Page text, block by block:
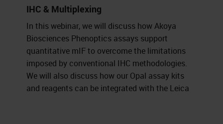
IHC & Multiplexing
In this webinar, we will discuss how Akoya
Biosciences Phenoptics assays support
quantitative mIF to overcome the limitations
imposed by conventional IHC methodologies.
We will also discuss how our Opal assay kits
and reagents can be integrated with the Leica